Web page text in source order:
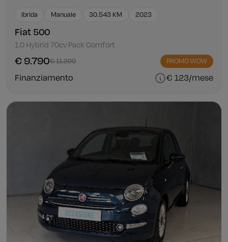
Ibrida Manuale 30.543 KM 2023
Fiat 500
1.0 Hybrid 70cv Pack Comfort
€ 9.790€ 11.290 PROMO WOW
Finanziamento € 123/mese